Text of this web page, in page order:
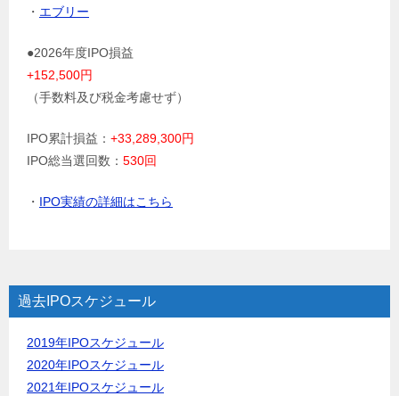
・ エブリー
●2026年度IPO損益
+152,500円
（手数料及び税金考慮せず）
IPO累計損益： +33,289,300円
IPO総当選回数： 530回
・ IPO実績の詳細はこちら
過去IPOスケジュール
2019年IPOスケジュール
2020年IPOスケジュール
2021年IPOスケジュール